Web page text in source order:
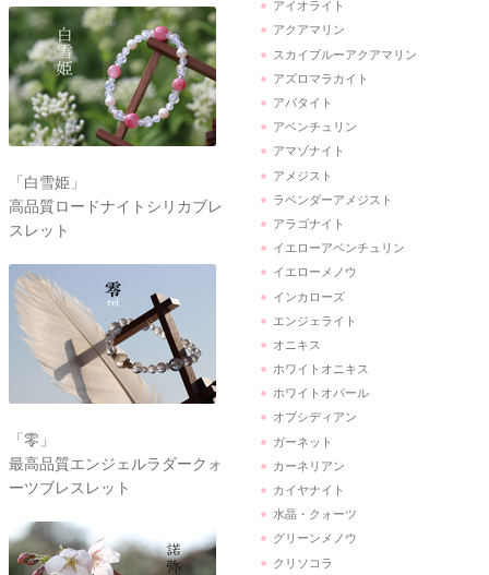
「白雪姫」
高品質ロードナイトシリカブレ
スレット
「零」
最高品質エンジェルラダークォ
ーツブレスレット
アイオライト
アクアマリン
スカイブルーアクアマリン
アズロマラカイト
アパタイト
アベンチュリン
アマゾナイト
アメジスト
ラベンダーアメジスト
アラゴナイト
イエローアベンチュリン
イエローメノウ
インカローズ
エンジェライト
オニキス
ホワイトオニキス
ホワイトオパール
オブシディアン
ガーネット
カーネリアン
カイヤナイト
水晶・クォーツ
グリーンメノウ
クリソコラ